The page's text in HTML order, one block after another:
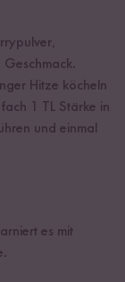
Hitze köcheln
1 TL Stärke in
und einmal
es mit